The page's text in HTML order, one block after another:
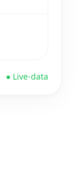
● Live-data